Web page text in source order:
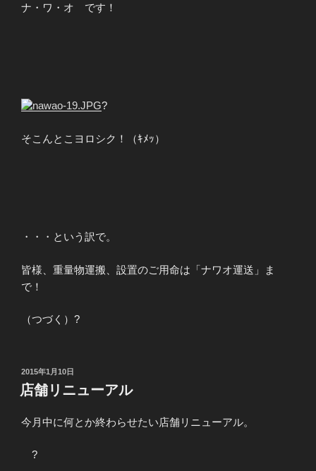
ナ・ワ・オ です！
?
そこんとこヨロシク！（ｷﾒｯ）
・・・という訳で。
皆様、重量物運搬、設置のご用命は「ナワオ運送」ま
で！
（つづく）?
投
稿
日:
2015年1月10日
店舗リニューアル
今月中に何とか終わらせたい店舗リニューアル。
?